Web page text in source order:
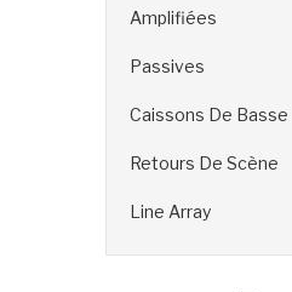
Amplifiées
Passives
Caissons De Basse
Retours De Scène
Line Array